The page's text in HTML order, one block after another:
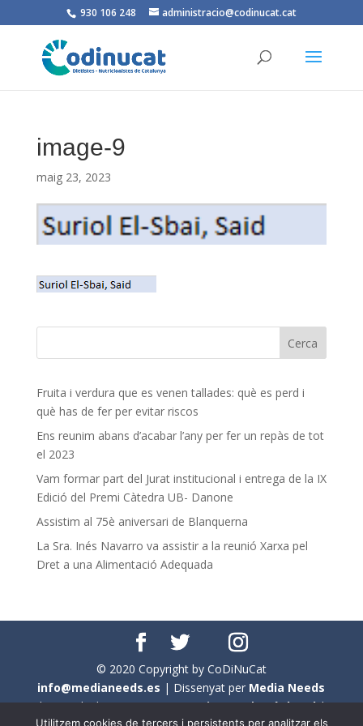
930 106 248 administracio@codinucat.cat
image-9
maig 23, 2023
Fruita i verdura que es venen tallades: què es perd i
què has de fer per evitar riscos
Ens reunim abans d’acabar l’any per fer un repàs de tot
el 2023
Vam formar part del Jurat institucional i entrega de la IX
Edició del Premi Càtedra UB- Danone
Assistim al 75è aniversari de Blanquerna
La Sra. Inés Navarro va assistir a la reunió Xarxa pel
Dret a una Alimentació Adequada
© 2020 Copyright by CoDiNuCat
info@medianeeds.es | Dissenyat per Media Needs
| Tots els drets reservats aCoDiNuCat |Avís legal|
Utilitzem cookies de tercers i persistents per analitzar els